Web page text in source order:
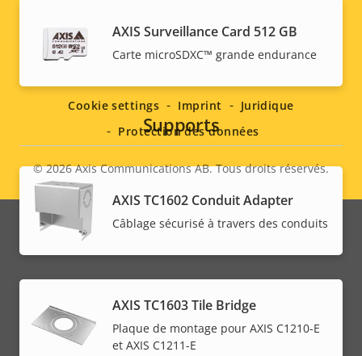
AXIS Surveillance Card 512 GB
Carte microSDXC™ grande endurance
Supports
AXIS TC1602 Conduit Adapter
Câblage sécurisé à travers des conduits
AXIS TC1603 Tile Bridge
Plaque de montage pour AXIS C1210-E
et AXIS C1211-E
Social
menu
Legal
menu
© 2026Axis Communications AB. Tous droits réservés.
Cookie settings Imprint
Juridique
Protection des données